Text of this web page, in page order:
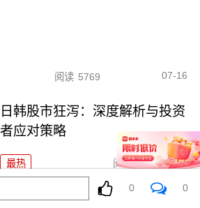
阅读 5769 07-16
日韩股市狂泻：深度解析与投资
者应对策略
最热 阅读 5310
挫，多重利空共振引发恐慌
0 0